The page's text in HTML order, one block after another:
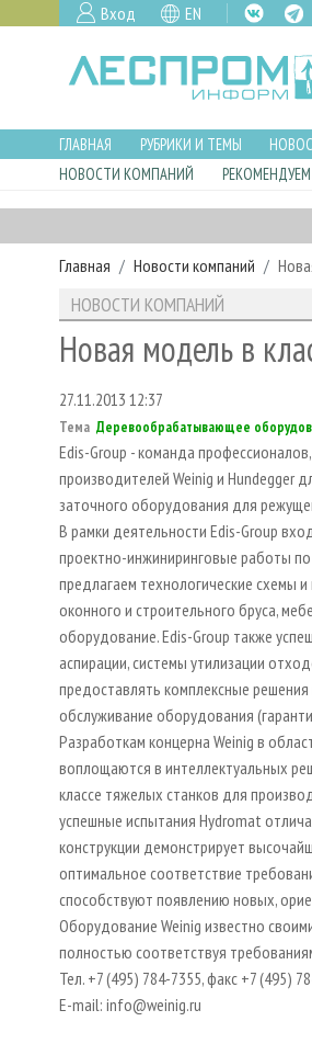
Вход EN
ГЛАВНАЯ РУБРИКИ И ТЕМЫ
НОВОСТИ КОМПАНИЙ
Главная Новости компаний
НОВОСТИ КОМПАНИЙ
Новая модель в
27.11.2013 12:37
Тема Деревообрабатывающее
Edis-Group - команда
производителей Weinig и Hundegger
заточного оборудования для
В рамки деятельности Edis-Group
проектно-инжиниринговые работы
предлагаем технологические схемы
оконного и строительного бруса,
оборудование. Edis-Group также
аспирации, системы утилизации
предоставлять комплексные
обслуживание оборудования
Разработкам концерна Weinig в
воплощаются в интеллектуальных
классе тяжелых станков для
успешные испытания Hydromat
конструкции демонстрирует
оптимальное соответствие
способствуют появлению новых,
Оборудование Weinig известно
полностью соответствуя
Тел. +7 (495) 784-7355, факс +7 (495)
E-mail: info@weinig.ru